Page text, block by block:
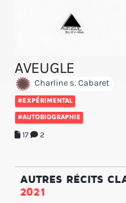
AVEUGLE
Charline s. Cabaret
#EXPÉRIMENTAL
#AUTOBIOGRAPHIE
17 2
AUTRES RÉCITS
2021